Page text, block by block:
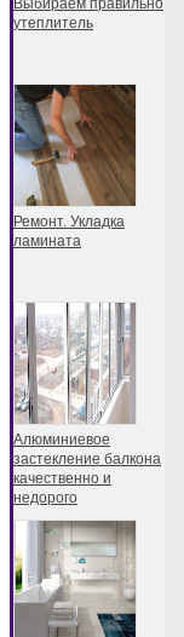
утеплитель
Ремонт. Укладка
ламината
Алюминиевое
застекление балкона
качественно и
недорого